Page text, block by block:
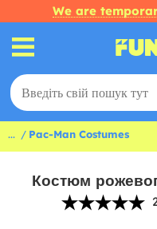
We are
... Pac-Man Costumes
Костюм